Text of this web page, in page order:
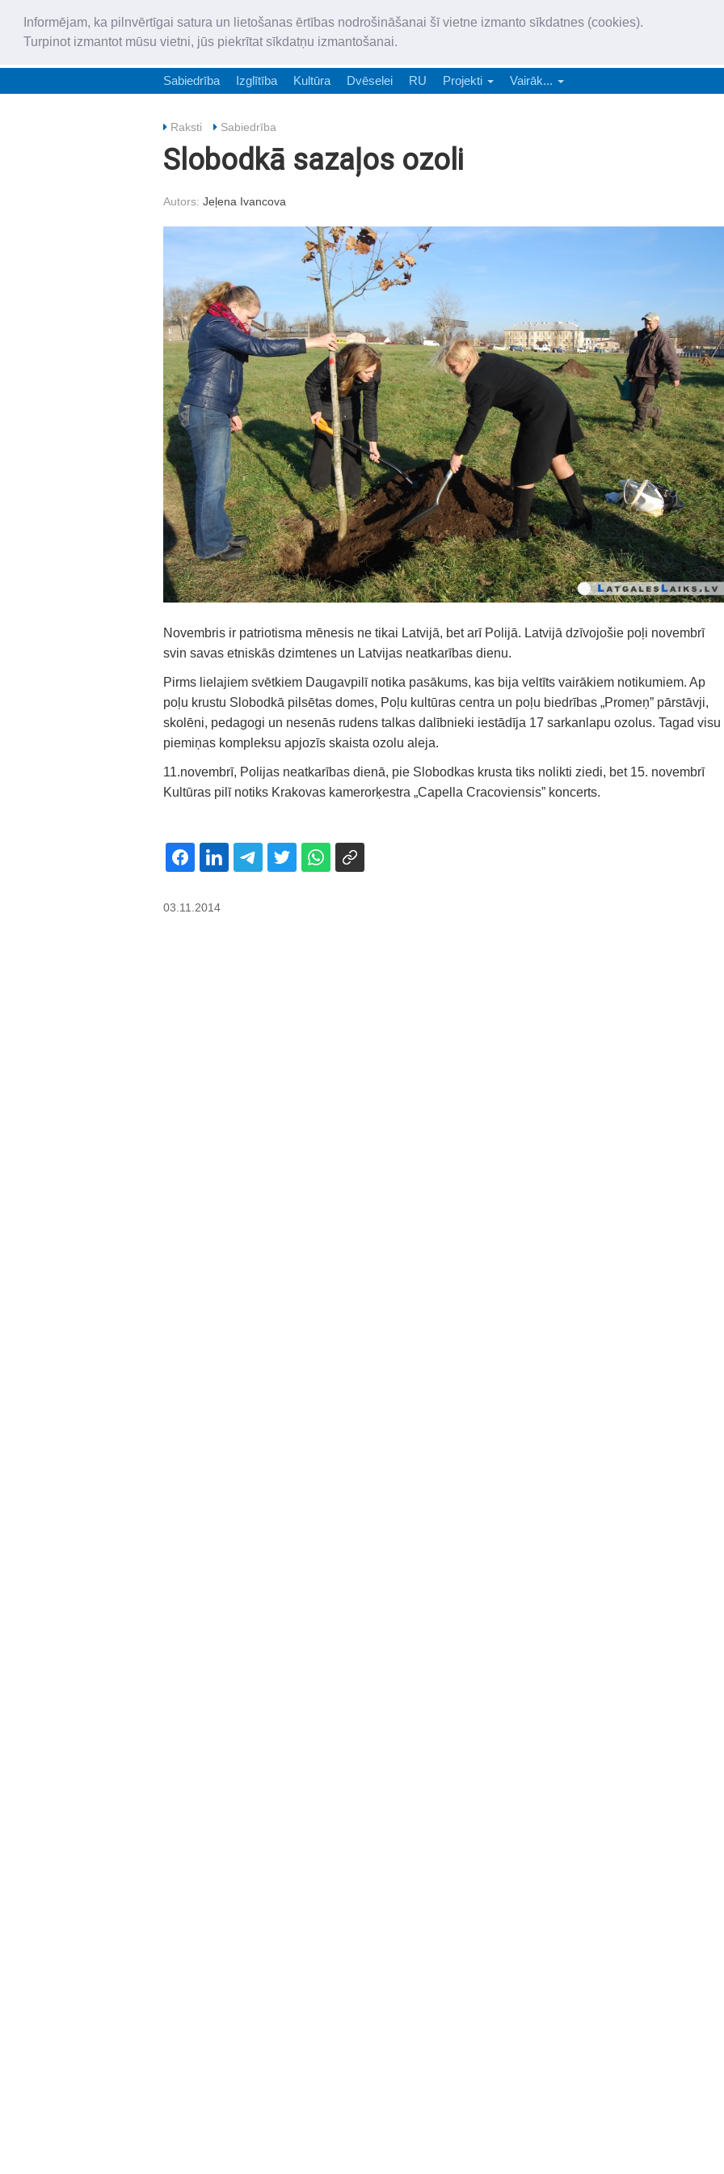
Informējam, ka pilnvērtīgai satura un lietošanas ērtības nodrošināšanai šī vietne izmanto sīkdatnes (cookies).
Turpinot izmantot mūsu vietni, jūs piekrītat sīkdatņu izmantošanai.
„Latgales Laiks” latviešu valodā aptver Daugavpils valstspilsētu,
Sabiedrība Izglītība Kultūra Dvēselei RU Projekti Vairāk...
Raksti Sabiedrība
Slobodkā sazaļos ozoli
Autors: Jeļena Ivancova
Novembris ir patriotisma mēnesis ne tikai Latvijā, bet arī Polijā. Latvijā dzīvojošie poļi novembrī
svin savas etniskās dzimtenes un Latvijas neatkarības dienu.
Pirms lielajiem svētkiem Daugavpilī notika pasākums, kas bija veltīts vairākiem notikumiem. Ap
poļu krustu Slobodkā pilsētas domes, Poļu kultūras centra un poļu biedrības „Promeņ” pārstāvji,
skolēni, pedagogi un nesenās rudens talkas dalībnieki iestādīja 17 sarkanlapu ozolus. Tagad visu
piemiņas kompleksu apjozīs skaista ozolu aleja.
11.novembrī, Polijas neatkarības dienā, pie Slobodkas krusta tiks nolikti ziedi, bet 15. novembrī
Kultūras pilī notiks Krakovas kamerorķestra „Capella Cracoviensis” koncerts.
03.11.2014